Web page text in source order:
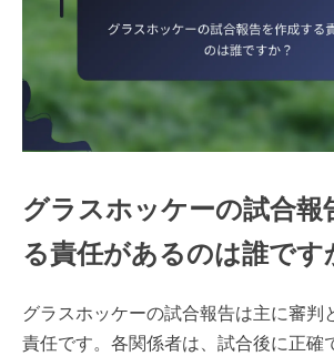
グラスホッケーの試合報
る責任があるのは誰です
グラスホッケーの試合報告は主に審判
責任です。各関係者は、試合後に正確